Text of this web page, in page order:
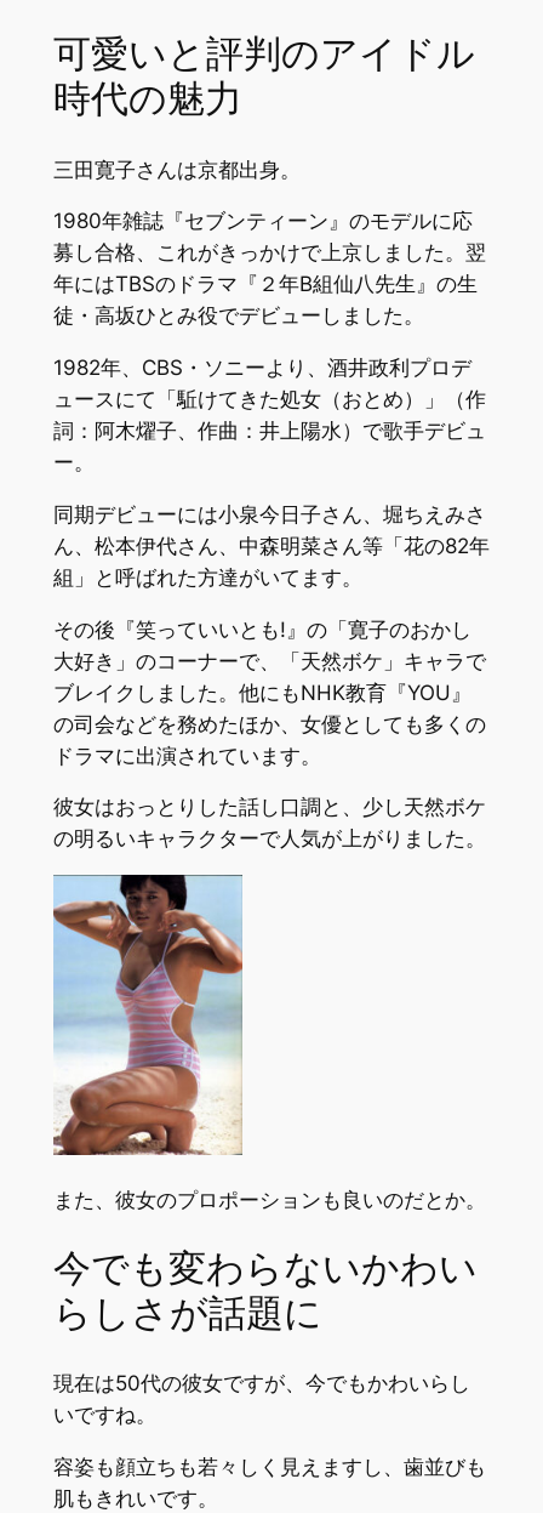
可愛いと評判のアイドル
時代の魅力
三田寛子さんは京都出身。
1980年雑誌『セブンティーン』のモデルに応
募し合格、これがきっかけで上京しました。翌
年にはTBSのドラマ『２年B組仙八先生』の生
徒・高坂ひとみ役でデビューしました。
1982年、CBS・ソニーより、酒井政利プロデ
ュースにて「駈けてきた処女（おとめ）」（作
詞：阿木燿子、作曲：井上陽水）で歌手デビュ
ー。
同期デビューには小泉今日子さん、堀ちえみさ
ん、松本伊代さん、中森明菜さん等「花の82年
組」と呼ばれた方達がいてます。
その後『笑っていいとも!』の「寛子のおかし
大好き」のコーナーで、「天然ボケ」キャラで
ブレイクしました。他にもNHK教育『YOU』
の司会などを務めたほか、女優としても多くの
ドラマに出演されています。
彼女はおっとりした話し口調と、少し天然ボケ
の明るいキャラクターで人気が上がりました。
また、彼女のプロポーションも良いのだとか。
今でも変わらないかわい
らしさが話題に
現在は50代の彼女ですが、今でもかわいらし
いですね。
容姿も顔立ちも若々しく見えますし、歯並びも
肌もきれいです。